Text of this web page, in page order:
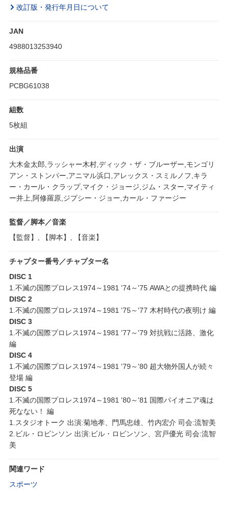
改訂版・発行年月日について
JAN
4988013253940
規格品番
PCBG61038
組数
5枚組
出演
大木金太郎,ラッシャー木村,ディック・ザ・ブルーザー,モンゴリ
アン・ストンパー,アニマル浜口,アレックス・スミルノフ,キラ
ー・カール・クラップ,マイク・ジョージ,ジム・スター,マイティ
ー井上,阿修羅原,ジプシー・ジョー,カール・ファージー
監督／脚本／音楽
【監督】, 【脚本】, 【音楽】
チャプター番号／チャプター名
DISC 1
1.不滅の国際プロレス1974～1981 '74～'75 AWAとの提携時代 編
DISC 2
1.不滅の国際プロレス1974～1981 '75～'77 木村時代の夜明け 編
DISC 3
1.不滅の国際プロレス1974～1981 '77～'79 対抗戦に活路、激化
編
DISC 4
1.不滅の国際プロレス1974～1981 '79～'80 超大物外国人が続々
登場 編
DISC 5
1.不滅の国際プロレス1974～1981 '80～'81 国際パイオニア魂は
死なない！ 編
1.スタジオトーク 出演:菊地孝、門馬忠雄、竹内宏介 司会:流智美
2.ビル・ロビンソン 出演:ビル・ロビンソン、宮戸優光 司会:流智
美
関連ワード
スポーツ